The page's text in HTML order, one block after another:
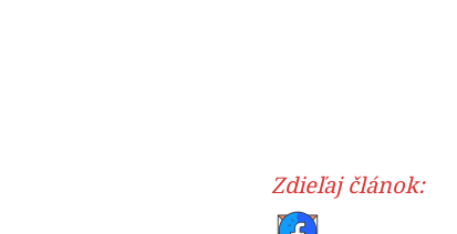
Zdieľaj článok: